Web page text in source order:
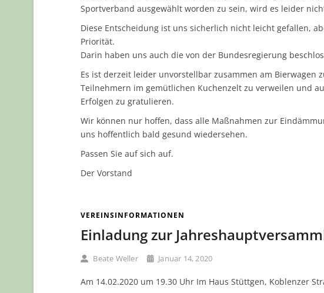
Sportverband ausgewählt worden zu sein, wird es leider
Diese Entscheidung ist uns sicherlich nicht leicht gefallen,
Priorität.
Darin haben uns auch die von der Bundesregierung
Es ist derzeit leider unvorstellbar zusammen am
Teilnehmern im gemütlichen Kuchenzelt zu verweilen und
Erfolgen zu gratulieren.
Wir können nur hoffen, dass alle Maßnahmen zur
uns hoffentlich bald gesund wiedersehen.
Passen Sie auf sich auf.
Der Vorstand
VEREINSINFORMATIONEN
Einladung zur
Beate Weller Januar 14, 2020
Am 14.02.2020 um 19.30 Uhr Im Haus Stüttgen, Koblenzer